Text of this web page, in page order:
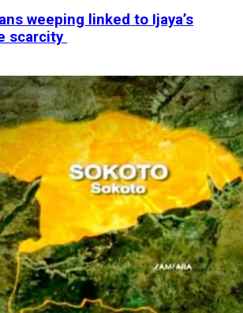
weeping linked to Ijaya’s
scarcity